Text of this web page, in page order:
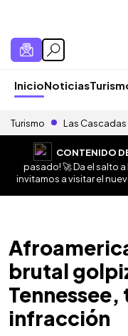
InicioNoticias
Turismo Las Cascadas
CONTENIDO
pasado! 🚀 Da el salto
invitamos a visitar el
brutal
infracción